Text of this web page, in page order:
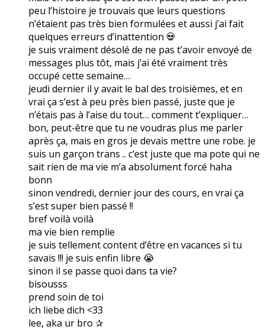
peu l’histoire je trouvais que leurs questions
n’étaient pas très bien formulées et aussi j’ai fait
quelques erreurs d’inattention 💀
je suis vraiment désolé de ne pas t’avoir envoyé de
messages plus tôt, mais j’ai été vraiment très
occupé cette semaine…
jeudi dernier il y avait le bal des troisièmes, et en
vrai ça s’est à peu près bien passé, juste que je
n’étais pas à l’aise du tout… comment t’expliquer…
bon, peut-être que tu ne voudras plus me parler
après ça, mais en gros je devais mettre une robe. je
suis un garçon trans .. c’est juste que ma pote qui ne
sait rien de ma vie m’a absolument forcé haha
bonn
sinon vendredi, dernier jour des cours, en vrai ça
s’est super bien passé !!
bref voilà voilà
ma vie bien remplie
je suis tellement content d’être en vacances si tu
savais !!! je suis enfin libre 😭
sinon il se passe quoi dans ta vie?
bisousss
prend soin de toi
ich liebe dich <33
lee, aka ur bro ✰